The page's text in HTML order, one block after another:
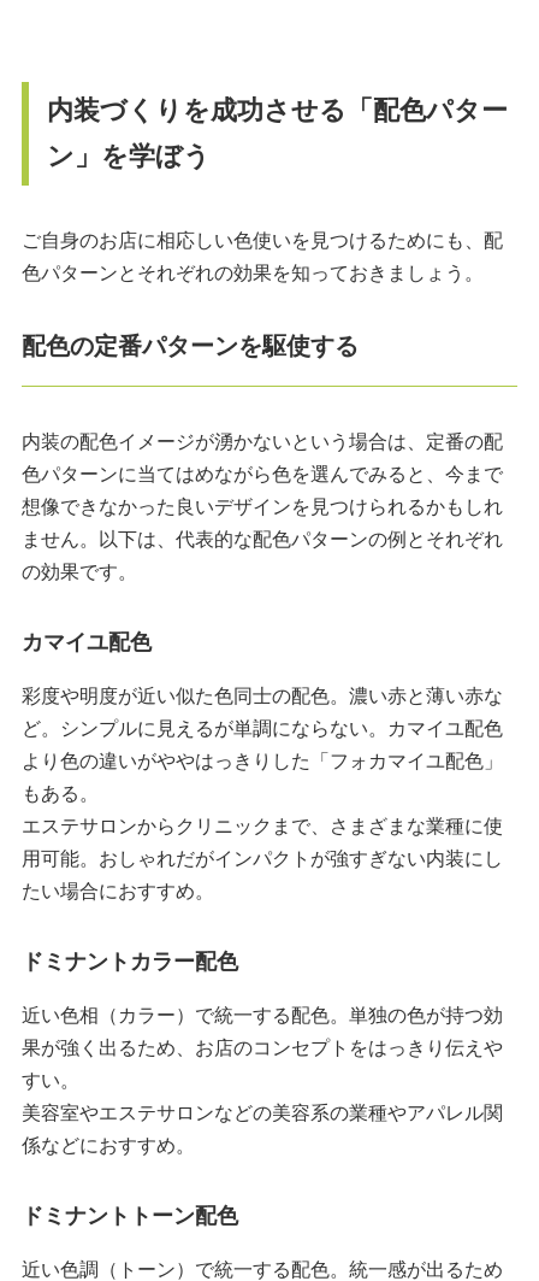
内装づくりを成功させる「配色パター
ン」を学ぼう
ご自身のお店に相応しい色使いを見つけるためにも、配
色パターンとそれぞれの効果を知っておきましょう。
配色の定番パターンを駆使する
内装の配色イメージが湧かないという場合は、定番の配
色パターンに当てはめながら色を選んでみると、今まで
想像できなかった良いデザインを見つけられるかもしれ
ません。以下は、代表的な配色パターンの例とそれぞれ
の効果です。
カマイユ配色
彩度や明度が近い似た色同士の配色。濃い赤と薄い赤な
ど。シンプルに見えるが単調にならない。カマイユ配色
より色の違いがややはっきりした「フォカマイユ配色」
もある。
エステサロンからクリニックまで、さまざまな業種に使
用可能。おしゃれだがインパクトが強すぎない内装にし
たい場合におすすめ。
ドミナントカラー配色
近い色相（カラー）で統一する配色。単独の色が持つ効
果が強く出るため、お店のコンセプトをはっきり伝えや
すい。
美容室やエステサロンなどの美容系の業種やアパレル関
係などにおすすめ。
ドミナントトーン配色
近い色調（トーン）で統一する配色。統一感が出るため